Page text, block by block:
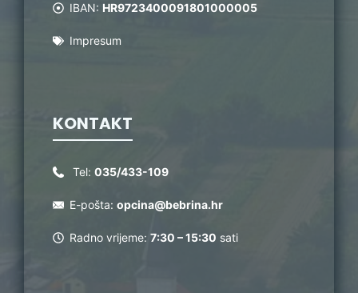
IBAN: HR9723400091801000005
Impresum
KONTAKT
Tel: 035/433-109
E-pošta: opcina@bebrina.hr
Radno vrijeme: 7:30 – 15:30 sati